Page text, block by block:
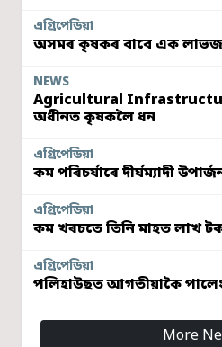
এগ্ৰিপেডিয়া
অসমৰ কৃষকৰ বাবে এক
NEWS
Agricultural
অধীনত কৃষকলৈ ধন
এগ্ৰিপেডিয়া
কম পৰিচৰ্যাৰে দীৰ্ঘম্যাদী
এগ্ৰিপেডিয়া
কম খৰচতে তিনি মাহত লাখ
এগ্ৰিপেডিয়া
পলিহাউছত আগতীয়াকৈ
More